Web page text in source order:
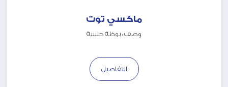
ماكسي توت
وصف : بوظة حليبية
التفاصيل